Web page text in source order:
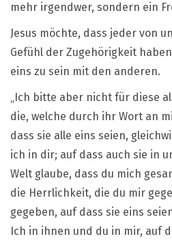
mehr irgendwer, sondern ein
Jesus möchte, dass jeder von
Gefühl der Zugehörigkeit
eins zu sein mit den anderen.
„Ich bitte aber nicht für diese
die, welche durch ihr Wort an
dass sie alle eins seien,
ich in dir; auf dass auch sie in
Welt glaube, dass du mich
die Herrlichkeit, die du mir
gegeben, auf dass sie eins
Ich in ihnen und du in mir, auf